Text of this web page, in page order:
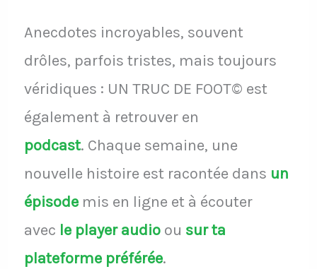
Anecdotes incroyables, souvent
drôles, parfois tristes, mais toujours
véridiques : UN TRUC DE FOOT© est
également à retrouver en
podcast. Chaque semaine, une
nouvelle histoire est racontée dans un
épisodemis en ligne et à écouter
avec le player audio ou sur ta
plateforme préférée.